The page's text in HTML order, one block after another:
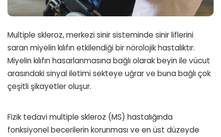
Multiple skleroz, merkezi sinir sisteminde sinir liflerini
saran miyelin kılıfın etkilendiği bir nörolojik hastalıktır.
Miyelin kılıfın hasarlanmasına bağlı olarak beyin ile vücut
arasındaki sinyal iletimi sekteye uğrar ve buna bağlı çok
çeşitli şikayetler oluşur.
Fizik tedavi multiple skleroz (MS) hastalığında
fonksiyonel becerilerin korunması ve en üst düzeyde